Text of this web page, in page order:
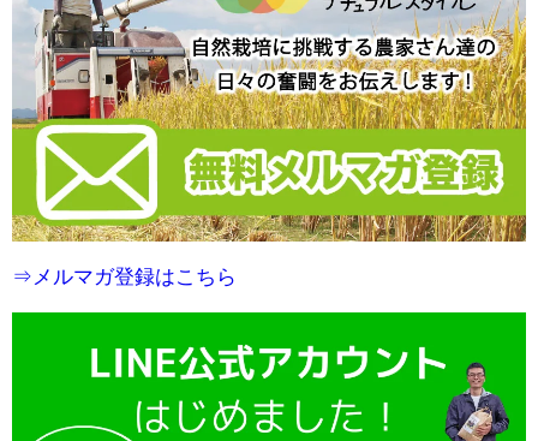
⇒メルマガ登録はこちら